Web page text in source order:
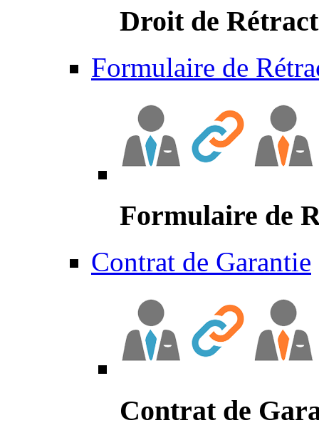
Droit de
Formulaire de
Formulaire de
Contrat de Garantie
Contrat de